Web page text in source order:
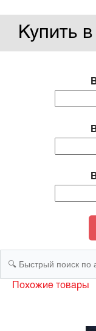
Купить
Похожие товары